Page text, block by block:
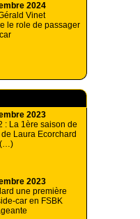
2024
Vinet
le role de passager
2023
: La 1ère saison de
Laura Ecorchard
(…)
2023
une première
car en FSBK